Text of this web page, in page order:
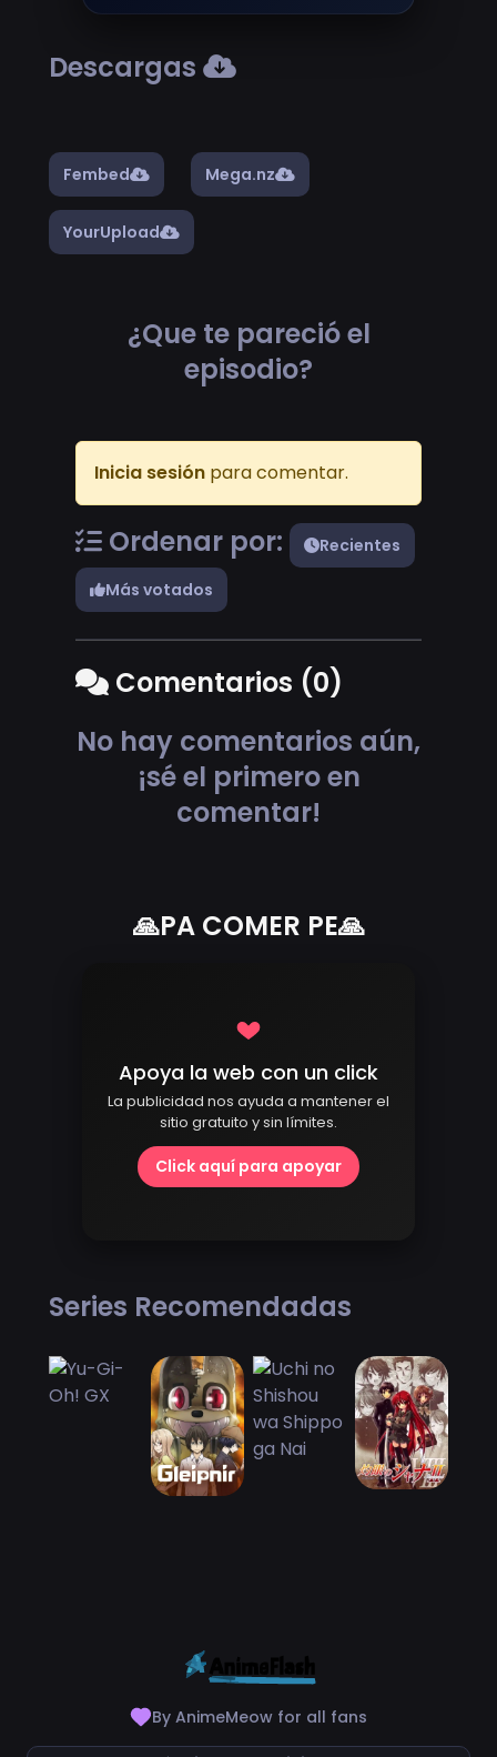
Descargas
Fembed Mega.nz
YourUpload
¿Que te pareció el
episodio?
Inicia sesión para comentar.
Ordenar por:
Recientes
Más votados
Comentarios (0)
No hay comentarios aún,
¡sé el primero en
comentar!
🙏PA COMER PE🙏
Apoya la web con un click
La publicidad nos ayuda a mantener el
sitio gratuito y sin límites.
Click aquí para apoyar
Series Recomendadas
By AnimeMeow for all fans